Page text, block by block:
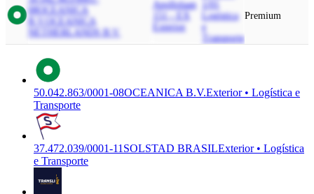
08 OCEANICA
OCEANICA
NETHERLANDS B.V.
Apollolaan
151 - EX
Exterior
Logística
e
Transporte
Premium
50.042.863/0001-08OCEANICA B.V.Exterior • Logística e
Transporte
37.472.039/0001-11 SOLSTAD BRASILExterior • Logística
e Transporte